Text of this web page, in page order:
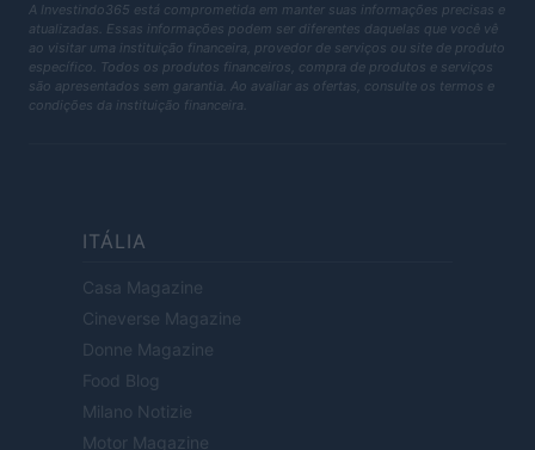
A Investindo365 está comprometida em manter suas informações precisas e
atualizadas. Essas informações podem ser diferentes daquelas que você vê
ao visitar uma instituição financeira, provedor de serviços ou site de produto
específico. Todos os produtos financeiros, compra de produtos e serviços
são apresentados sem garantia. Ao avaliar as ofertas, consulte os termos e
condições da instituição financeira.
ITÁLIA
Casa Magazine
Cineverse Magazine
Donne Magazine
Food Blog
Milano Notizie
Motor Magazine